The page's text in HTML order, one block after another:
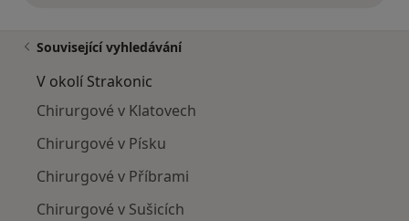
Související vyhledávání
V okolí Strakonic
Chirurgové v Klatovech
Chirurgové v Písku
Chirurgové v Příbrami
Chirurgové v Sušicích